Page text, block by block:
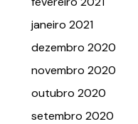
janeiro 2021
dezembro 2020
novembro 2020
outubro 2020
setembro 2020